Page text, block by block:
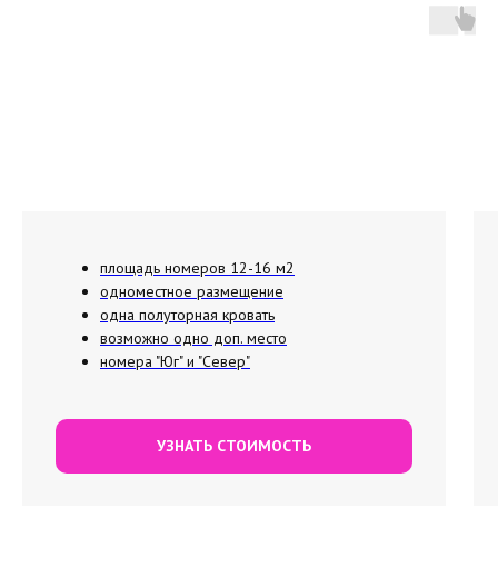
площадь номеров 12-16 м2
одноместное размещение
одна полуторная кровать
возможно одно доп. место
номера "Юг" и "Север"
УЗНАТЬ СТОИМОСТЬ